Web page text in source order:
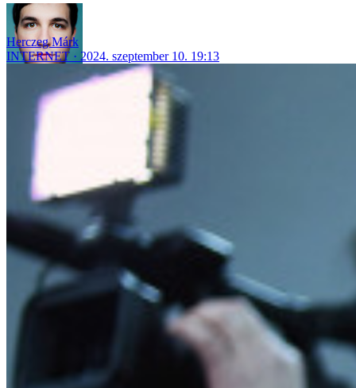
Herczeg Márk
INTERNET
2024. szeptember 10. 19:13